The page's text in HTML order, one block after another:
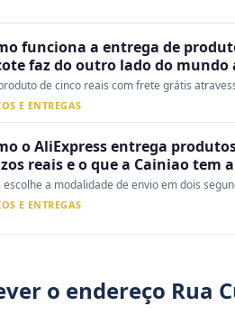
funciona a entrega de
faz do outro lado do mundo
de cinco reais com frete grátis
E ENTREGAS
o AliExpress entrega
reais e o que a Cainiao tem
escolhe a modalidade de envio em dois
E ENTREGAS
o endereço Rua